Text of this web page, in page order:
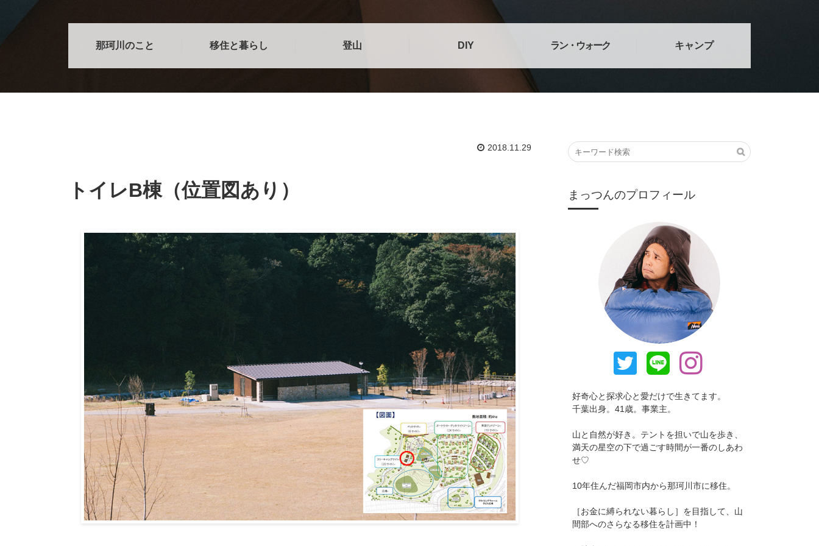
那珂川のこと 移住と暮らし 登山 DIY ラン・ウォーク キャンプ
 2018.11.29
トイレB棟（位置図あり） まっつんのプロフィール
好奇心と探求心と愛だけで生きてます。
千葉出身。41歳。事業主。
山と自然が好き。テントを担いで山を歩き、
満天の星空の下で過ごす時間が一番のしあわ
せ♡
10年住んだ福岡市内から那珂川市に移住。
［お金に縛られない暮らし］を目指して、山
間部へのさらなる移住を計画中！